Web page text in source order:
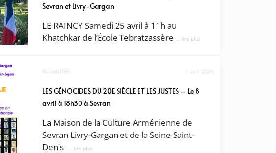
Sevran et Livry-Gargan
LE RAINCY Samedi 25 avril à 11h au
Khatchkar de l’École Tebratzassère
... lire plus
ACTUALITÉS 1 avril 2026
LES GÉNOCIDES DU 20E SIÈCLE ET LES JUSTES – Le 8
avril à 18h30 à Sevran
La Maison de la Culture Arménienne de
Sevran Livry-Gargan et de la Seine-Saint-
Denis
... lire plus